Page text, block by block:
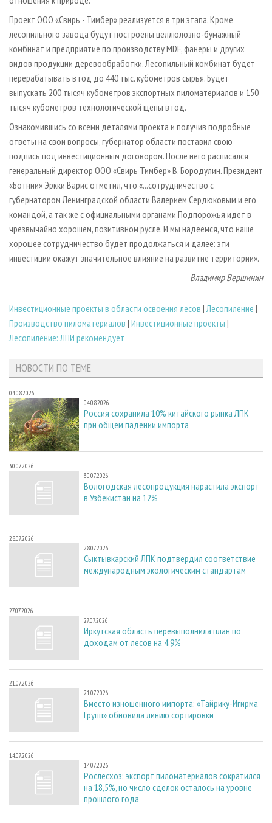
Проект ООО «Свирь - Тимбер» реализуется в три этапа. Кроме
лесопильного завода будут построены целлюлозно-бумажный
комбинат и предприятие по производству MDF, фанеры и других
видов продукции деревообработки. Лесопильный комбинат будет
перерабатывать в год до 440 тыс. кубометров сырья. Будет
выпускать 200 тысяч кубометров экспортных пиломатериалов и 150
тысяч кубометров технологической щепы в год.
Ознакомившись со всеми деталями проекта и получив подробные
ответы на свои вопросы, губернатор области поставил свою
подпись под инвестиционным договором. После него расписался
генеральный директор ООО «Свирь Тимбер» В. Бородулин. Президент
«Ботнии» Эркки Варис отметил, что «...сотрудничество с
губернатором Ленинградской области Валерием Сердюковым и его
командой, а так же с официальными органами Подпорожья идет в
чрезвычайно хорошем, позитивном русле. И мы надеемся, что наше
хорошее сотрудничество будет продолжаться и далее: эти
инвестиции окажут значительное влияние на развитие территории».
Владимир Вершинин
Инвестиционные проекты в области освоения лесов | Лесопиление |
Производство пиломатериалов | Инвестиционные проекты |
Лесопиление: ЛПИ рекомендует
НОВОСТИ ПО ТЕМЕ
04.08.2026
04.08.2026
Россия сохранила 10% китайского рынка ЛПК
при общем падении импорта
30.07.2026
30.07.2026
Вологодская лесопродукция нарастила экспорт
в Узбекистан на 12%
28.07.2026
28.07.2026
Сыктывкарский ЛПК подтвердил соответствие
международным экологическим стандартам
27.07.2026
27.07.2026
Иркутская область перевыполнила план по
доходам от лесов на 4,9%
21.07.2026
21.07.2026
Вместо изношенного импорта: «Тайрику-Игирма
Групп» обновила линию сортировки
14.07.2026
14.07.2026
Рослесхоз: экспорт пиломатериалов сократился
на 18,5%, но число сделок осталось на уровне
прошлого года